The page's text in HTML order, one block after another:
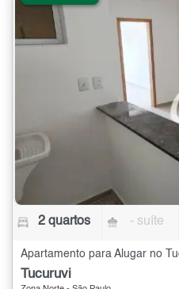
2 quartos - suíte
Apartamento para Alugar no
Tucuruvi